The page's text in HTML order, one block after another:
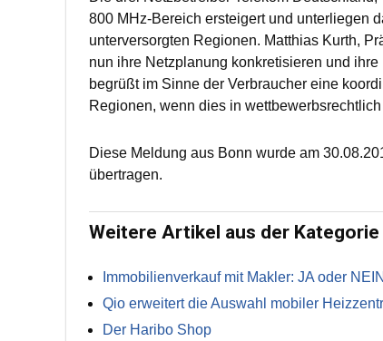
800 MHz-Bereich ersteigert und unterliegen
unterversorgten Regionen. Matthias Kurth,
nun ihre Netzplanung konkretisieren und
begrüßt im Sinne der Verbraucher eine
Regionen, wenn dies in
Diese Meldung aus Bonn wurde am
übertragen.
Weitere Artikel aus der
Immobilienverkauf mit Makler: JA oder
Qio erweitert die Auswahl mobiler
Der Haribo Shop